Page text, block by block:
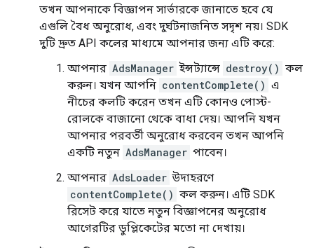
তখন আপনাকে বিজ্ঞাপন সার্ভারকে জানাতে হবে যে
এগুলি বৈধ অনুরোধ, এবং দুর্ঘটনাজনিত সদৃশ নয়। SDK
দুটি দ্রুত API কলের মাধ্যমে আপনার জন্য এটি করে:
আপনার AdsManager ইন্সট্যান্সে destroy() কল
করুন। যখন আপনি contentComplete() এ
নীচের কলটি করেন তখন এটি কোনও পোস্ট-
রোলকে বাজানো থেকে বাধা দেয়। আপনি যখন
আপনার পরবর্তী অনুরোধ করবেন তখন আপনি
একটি নতুন AdsManager পাবেন।
আপনার AdsLoader উদাহরণে
contentComplete() কল করুন। এটি SDK
রিসেট করে যাতে নতুন বিজ্ঞাপনের অনুরোধ
আগেরটির ডুপ্লিকেটের মতো না দেখায়।